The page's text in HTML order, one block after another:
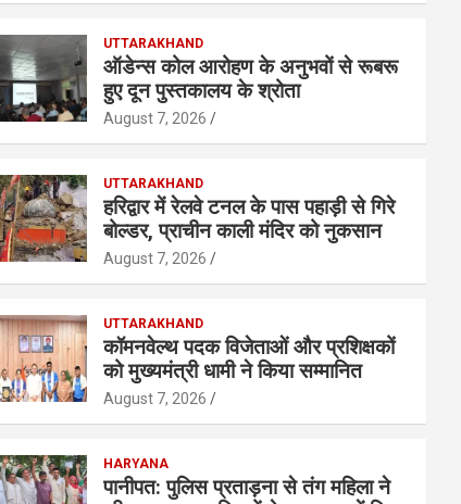
UTTARAKHAND
ऑडेन्स कोल आरोहण के अनुभवों से रूबरू
हुए दून पुस्तकालय के श्रोता
August 7, 2026
UTTARAKHAND
हरिद्वार में रेलवे टनल के पास पहाड़ी से गिरे
बोल्डर, प्राचीन काली मंदिर को नुकसान
August 7, 2026
UTTARAKHAND
कॉमनवेल्थ पदक विजेताओं और प्रशिक्षकों
को मुख्यमंत्री धामी ने किया सम्मानित
August 7, 2026
HARYANA
पानीपत: पुलिस प्रताड़ना से तंग महिला ने